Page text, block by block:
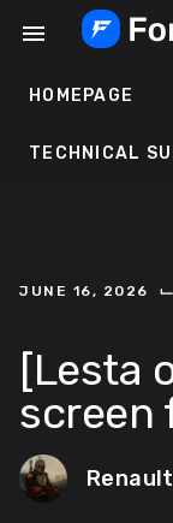
menu
HOMEPAGE
TECHNICAL
JUNE 16, 2026 ⌙
[Lesta
screen
Renault